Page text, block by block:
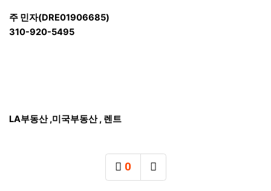
주 민자(DRE01906685)
310-920-5495
LA부동산 ,미국부동산 , 렌트
0
추천 SNS 공유